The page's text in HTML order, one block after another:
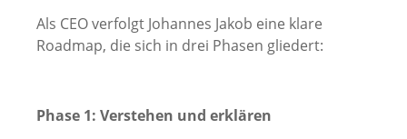
Als CEO verfolgt Johannes Jakob eine klare
Roadmap, die sich in drei Phasen gliedert:
Phase 1: Verstehen und erklären